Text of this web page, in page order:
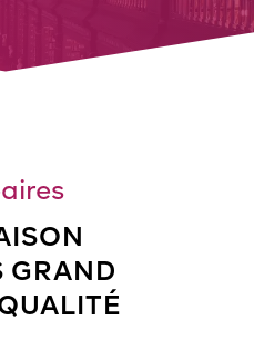
GRAND